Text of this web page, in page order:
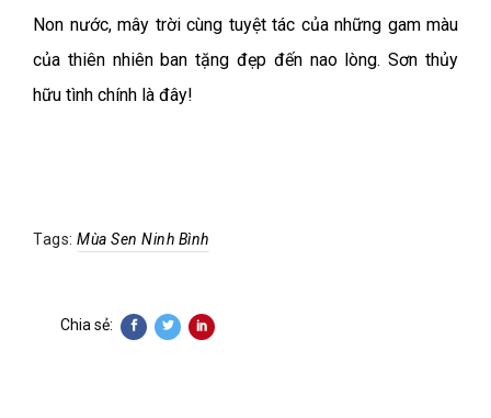
Non nước, mây trời cùng tuyệt tác của những gam màu
của thiên nhiên ban tặng đẹp đến nao lòng. Sơn thủy
hữu tình chính là đây!
Tags: Mùa Sen Ninh Bình
Chia sẻ: